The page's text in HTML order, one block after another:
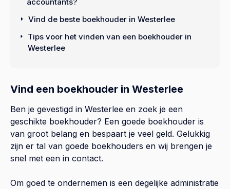
Vind een boekhouder in Westerlee
Ben je gevestigd in Westerlee en zoek je een
geschikte boekhouder? Een goede boekhouder is
van groot belang en bespaart je veel geld. Gelukkig
zijn er tal van goede boekhouders en wij brengen je
snel met een in contact.
Om goed te ondernemen is een degelijke administratie
Vind de beste boekhouder in Westerlee
Tips voor het vinden van een boekhouder in
Westerlee